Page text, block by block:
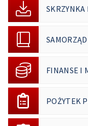
SKRZYNKA
SAMORZĄD
FINANSE I
POŻYTEK